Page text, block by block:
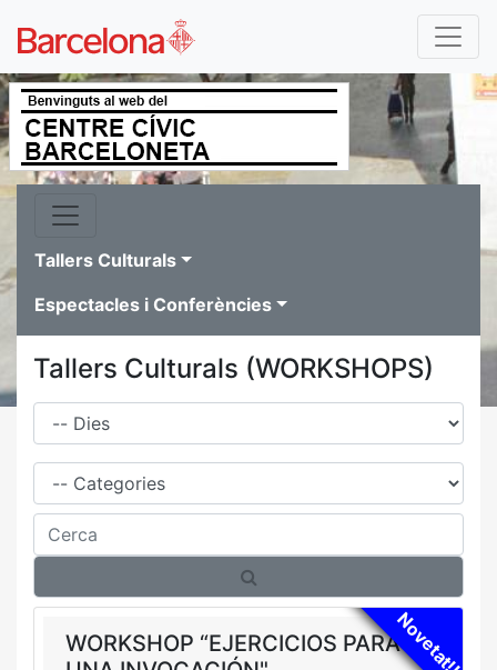
Tallers Culturals
Espectacles i Conferències
Tallers Culturals (WORKSHOPS)
Dies
Família
Cerca
Novetat!!
WORKSHOP “EJERCICIOS PARA